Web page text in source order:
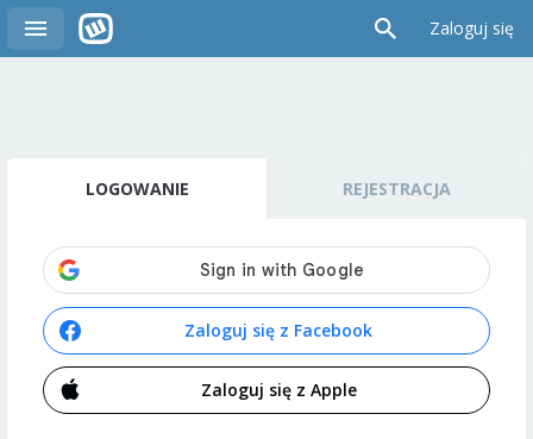
Zaloguj się
LOGOWANIE REJESTRACJA
Zaloguj się z Facebook
Zaloguj się z Apple